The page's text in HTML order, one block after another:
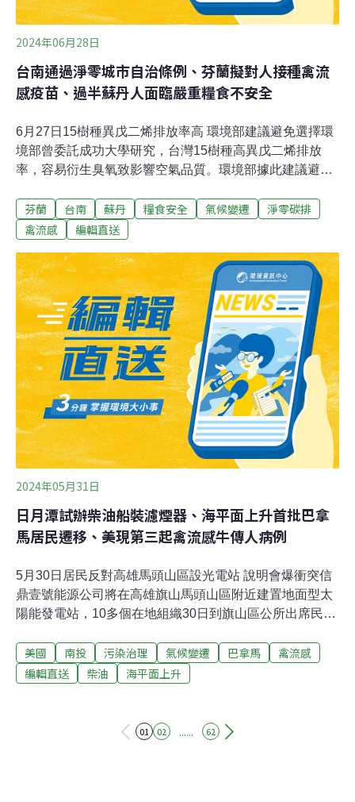
2024年06月28日
台南通過淨零城市自治條例、芬蘭擬對人接種禽流
感疫苗、過半蘇丹人面臨嚴重糧食不安全
6月27日15樹種異戊二烯排放率高 環境部建議避免選擇環
境部曾委託成功大學研究，台灣15樹種高異戊二烯排放
率，容易衍生臭氧致影響空氣品質。環境部據此建議避免
種也不用移除。農業部林業署也表示，樹有多重功能不宜
單看，研究者也沒建議禁止種植，將邀專家及林試所討
續 將加速籌備子法台南市議會26日三讀通過「台南市淨零
永續城市管理自治條例」，市府27日表示，這是台南啟動
邁向淨零關鍵，將加速籌備自治條例子法內容，全力落實
減碳邁向淨零永續。（中央社報導）
芬蘭 台南 蘇丹 糧食安全 氣候變遷
淨零碳排
禽流感
編輯直送
2024年05月31日
日月潭試辦柴油船裝濾煙器、海平面上升首批巴拿
馬居民遷移、美現第三起禽流感牛傳人病例
5月30日居民反對高雄馬頭山區設光電站 說明會爆衝突信
鼎壹號能源公司將在高雄旗山馬頭山區附近建置地面型太
陽能發電站，10多個在地組織30日到旗山區公所出席民眾
將民意帶回報告。（中央社報導）動團指六福村訴訟追殺
不排除發動全民監督行動動督盟等4個動保團體30日聯名
妥協，且不排除發動全民監督行動。（中央社報導）阿里
美國 南投 污染治理 氣候變遷 巴拿馬
禽流感
編輯直送
柴油 海平面上升
01 02 ...... 62